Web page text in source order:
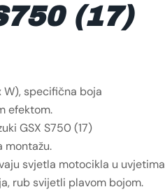
(17)
W), specifična boja
efektom.
GSX S750 (17)
montažu.
svjetla motocikla u uvjetima
rub svijetli plavom bojom.